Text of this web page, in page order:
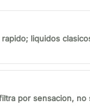
liquidos
por sensacion, no